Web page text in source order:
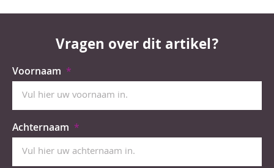
Vragen over dit artikel?
Voornaam
Achternaam